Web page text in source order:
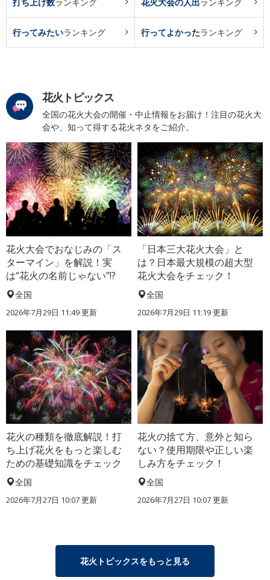
行ってみたいランキング 行ってよかったランキング
花火トピックス
全国の花火大会の開催・中止情報をお届け！注目の花火大
会や、知って得する花火ネタをご紹介。
花火大会でおなじみの「ス
ターマイン」を解説！実
は“花火の名前じゃない”!?
全国
2026年7月29日 11:49 更新
「日本三大花火大会」と
は？日本最大規模の超大型
花火大会をチェック！
全国
2026年7月29日 11:19 更新
花火の種類を徹底解説！打
ち上げ花火をもっと楽しむ
ための基礎知識をチェック
全国
2026年7月27日 10:07 更新
花火の捨て方、意外と知ら
ない？使用期限や正しい楽
しみ方をチェック！
全国
2026年7月27日 10:07 更新
花火トピックスをもっと見る